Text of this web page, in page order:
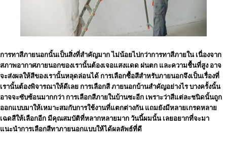
การทาสีภายนอกนั้นเป็นสิ่งที่สำคัญมาก ไม่น้อยไปกว่าการทาสีภายใน เนื่องจาก
สภาพอากาศภายนอกของเรานั้นต้องเจอแสงแดด ฝนตก และความชื้นที่สูง อาจ
จะส่งผลให้สีของเรานั้นหลุดล่อนได้ การเลือกซื้อสีสำหรับภายนอกจึงเป็นเรื่องที่
เรานั้นต้องพิจารณาให้ดีเลย การเลือกสี ภายนอกบ้านสำคัญอย่างไรบางครั้งนั้น
อาจจะซับซ้อนมากกว่า การเลือกสีภายในบ้านซะอีก เพราะว่าสีแต่ละชนิดนั้นถูก
ออกแบบมาให้เหมาะสมกับการใช้งานที่แตกต่างกัน แถมยังมีหลายเกรดหลาย
เฉดสีให้เลือกอีก มีคุณสมบัติที่หลากหลายมาก วันนี้ผมนั้น เลยอยากที่จะมา
แนะนำการเลือกสีทาภายนอกแบบให้ได้ผลลัพธ์ที่ดี